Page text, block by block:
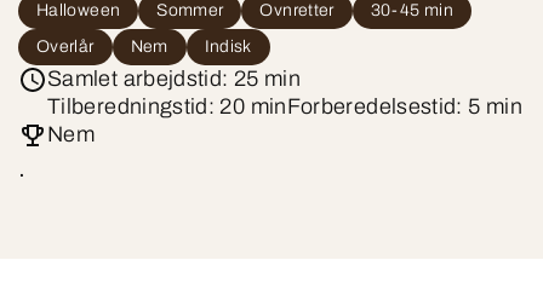
Halloween Sommer Ovnretter
30-45 min
Overlår
Nem Indisk
Samlet arbejdstid: 25 min
Tilberedningstid: 20 minForberedelsestid: 5 min
Nem
.